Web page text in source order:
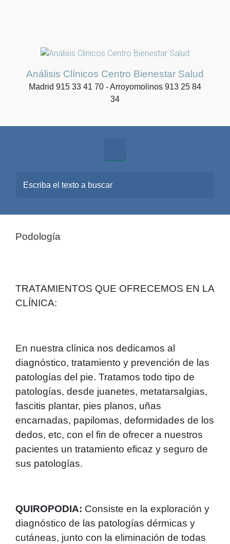
Análisis Clínicos Centro Bienestar Salud
Madrid 915 33 41 70 - Arroyomolinos 913 25 84
34
Podología
TRATAMIENTOS QUE OFRECEMOS EN LA
CLÍNICA:
En nuestra clínica nos dedicamos al
diagnóstico, tratamiento y prevención de las
patologías del pie. Tratamos todo tipo de
patologías, desde juanetes, metatarsalgias,
fascitis plantar, pies planos, uñas
encarnadas, papilomas, deformidades de los
dedos, etc, con el fin de ofrecer a nuestros
pacientes un tratamiento eficaz y seguro de
sus patologías.
QUIROPODIA: Consiste en la exploración y
diagnóstico de las patologías dérmicas y
cutáneas, junto con la eliminación de todas